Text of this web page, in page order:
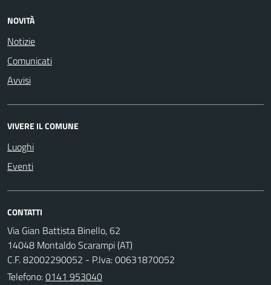
NOVITÀ
Notizie
Comunicati
Avvisi
VIVERE IL COMUNE
Luoghi
Eventi
CONTATTI
Via Gian Battista Binello, 62
14048 Montaldo Scarampi (AT)
C.F. 82002290052 - P.Iva: 00631870052
Telefono:0141 953040